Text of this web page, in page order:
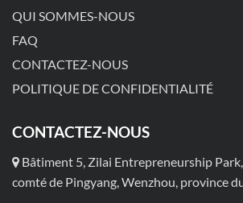
QUI SOMMES-NOUS
FAQ
CONTACTEZ-NOUS
POLITIQUE DE CONFIDENTIALITÉ
CONTACTEZ-NOUS
Bâtiment 5, Zilai Entrepreneurship
comté de Pingyang, Wenzhou, province